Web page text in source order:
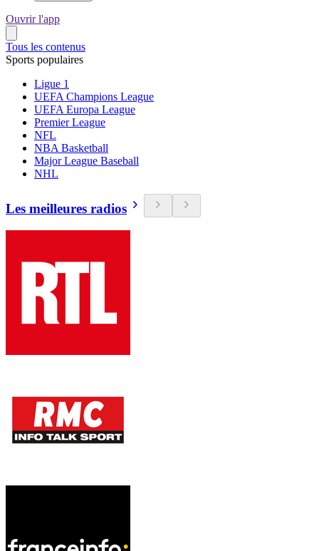
Ouvrir l'app
Tous les contenus
Sports populaires
Ligue 1
UEFA Champions League
UEFA Europa League
Premier League
NFL
NBA Basketball
Major League Baseball
NHL
Les meilleures radios